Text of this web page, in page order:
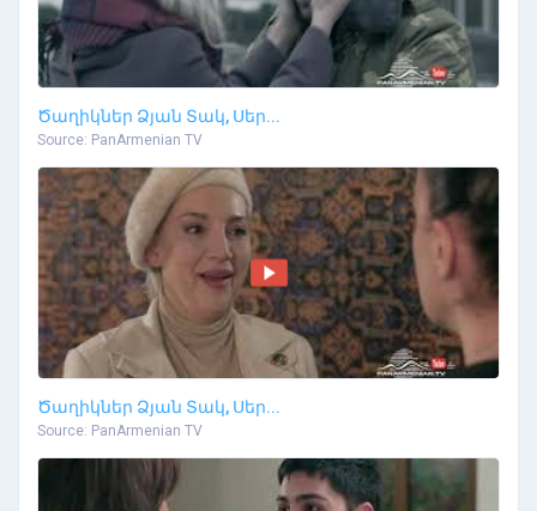
Ծաղիկներ Ձյան Տակ, Սեր...
Source: PanArmenian TV
Ծաղիկներ Ձյան Տակ, Սեր...
Source: PanArmenian TV